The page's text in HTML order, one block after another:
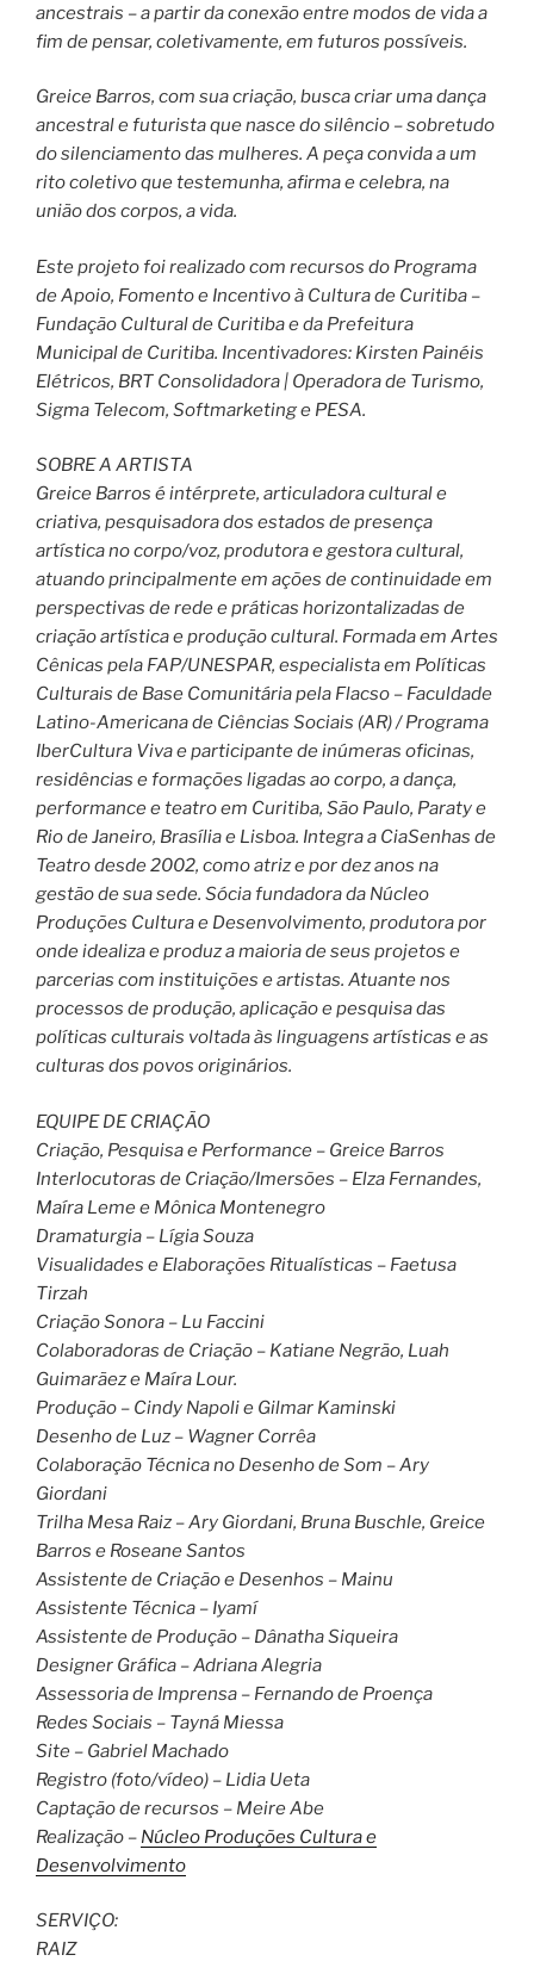
ancestrais – a partir da conexão entre modos de vida a
fim de pensar, coletivamente, em futuros possíveis.
Greice Barros, com sua criação, busca criar uma dança
ancestral e futurista que nasce do silêncio – sobretudo
do silenciamento das mulheres. A peça convida a um
rito coletivo que testemunha, afirma e celebra, na
união dos corpos, a vida.
Este projeto foi realizado com recursos do Programa
de Apoio, Fomento e Incentivo à Cultura de Curitiba –
Fundação Cultural de Curitiba e da Prefeitura
Municipal de Curitiba. Incentivadores: Kirsten Painéis
Elétricos, BRT Consolidadora | Operadora de Turismo,
Sigma Telecom, Softmarketing e PESA.
SOBRE A ARTISTA
Greice Barros é intérprete, articuladora cultural e
criativa, pesquisadora dos estados de presença
artística no corpo/voz, produtora e gestora cultural,
atuando principalmente em ações de continuidade em
perspectivas de rede e práticas horizontalizadas de
criação artística e produção cultural. Formada em Artes
Cênicas pela FAP/UNESPAR, especialista em Políticas
Culturais de Base Comunitária pela Flacso – Faculdade
Latino-Americana de Ciências Sociais (AR) / Programa
IberCultura Viva e participante de inúmeras oficinas,
residências e formações ligadas ao corpo, a dança,
performance e teatro em Curitiba, São Paulo, Paraty e
Rio de Janeiro, Brasília e Lisboa. Integra a CiaSenhas de
Teatro desde 2002, como atriz e por dez anos na
gestão de sua sede. Sócia fundadora da Núcleo
Produções Cultura e Desenvolvimento, produtora por
onde idealiza e produz a maioria de seus projetos e
parcerias com instituições e artistas. Atuante nos
processos de produção, aplicação e pesquisa das
políticas culturais voltada às linguagens artísticas e as
culturas dos povos originários.
EQUIPE DE CRIAÇÃO
Criação, Pesquisa e Performance – Greice Barros
Interlocutoras de Criação/Imersões – Elza Fernandes,
Maíra Leme e Mônica Montenegro
Dramaturgia – Lígia Souza
Visualidades e Elaborações Ritualísticas – Faetusa
Tirzah
Criação Sonora – Lu Faccini
Colaboradoras de Criação – Katiane Negrão, Luah
Guimarãez e Maíra Lour.
Produção – Cindy Napoli e Gilmar Kaminski
Desenho de Luz – Wagner Corrêa
Colaboração Técnica no Desenho de Som – Ary
Giordani
Trilha Mesa Raiz – Ary Giordani, Bruna Buschle, Greice
Barros e Roseane Santos
Assistente de Criação e Desenhos – Mainu
Assistente Técnica – Iyamí
Assistente de Produção – Dânatha Siqueira
Designer Gráfica – Adriana Alegria
Assessoria de Imprensa – Fernando de Proença
Redes Sociais – Tayná Miessa
Site – Gabriel Machado
Registro (foto/vídeo) – Lidia Ueta
Captação de recursos – Meire Abe
Realização – Núcleo Produções Cultura e
Desenvolvimento
SERVIÇO:
RAIZ